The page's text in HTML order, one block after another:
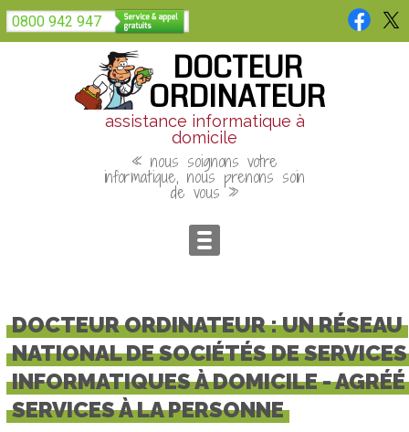
0800 942 947
DOCTEUR
ORDINATEUR
assistance informatique à
domicile
« nous soignons votre
informatique, nous prenons soin
de vous »
DOCTEUR ORDINATEUR : UN RÉSEAU
NATIONAL DE SOCIÉTÉS DE SERVICES
INFORMATIQUES À DOMICILE - AGRÉÉ
SERVICES À LA PERSONNE
Panneau de gestion des cookies